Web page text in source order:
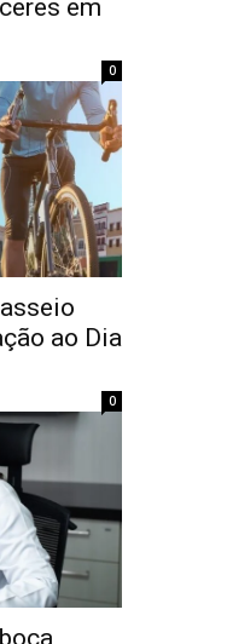
em
0
ao Dia
0